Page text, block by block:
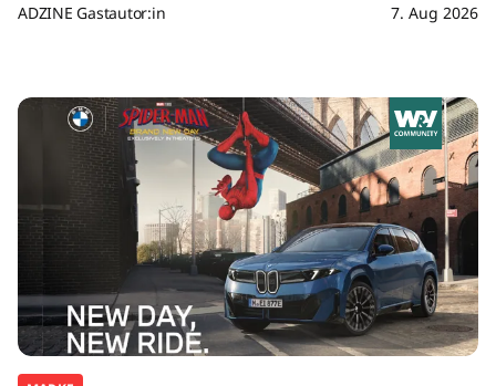
ADZINE Gastautor:in 7. Aug 2026